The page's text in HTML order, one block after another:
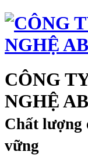
CÔNG
NGHỆ
Chất lượng
vững